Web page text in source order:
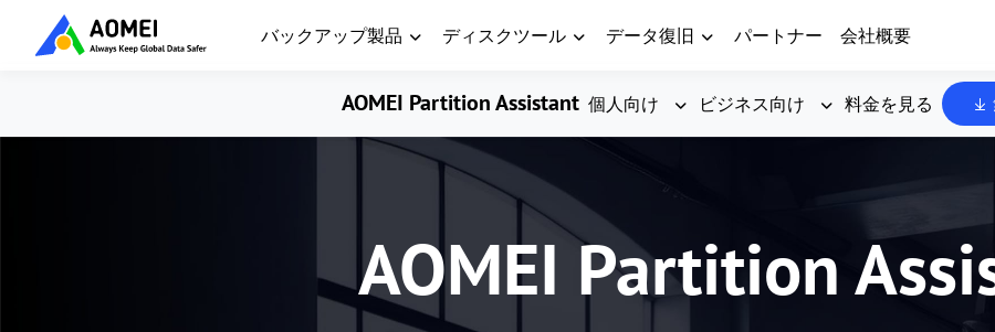
バックアップ製品 ディスクツール データ復旧 パートナー 会社概要
AOMEI Partition Assistant 個人向け ビジネス向け 料金を見る
AOMEI Partition